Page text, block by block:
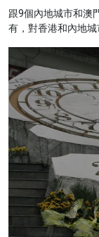
跟9個內地城市和澳
有，對香港和內地城